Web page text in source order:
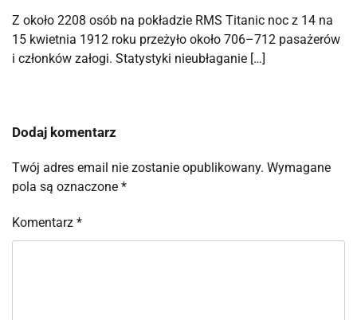
Z około 2208 osób na pokładzie RMS Titanic noc z 14 na
15 kwietnia 1912 roku przeżyło około 706–712 pasażerów
i członków załogi. Statystyki nieubłaganie […]
Dodaj komentarz
Twój adres email nie zostanie opublikowany. Wymagane
pola są oznaczone *
Komentarz *